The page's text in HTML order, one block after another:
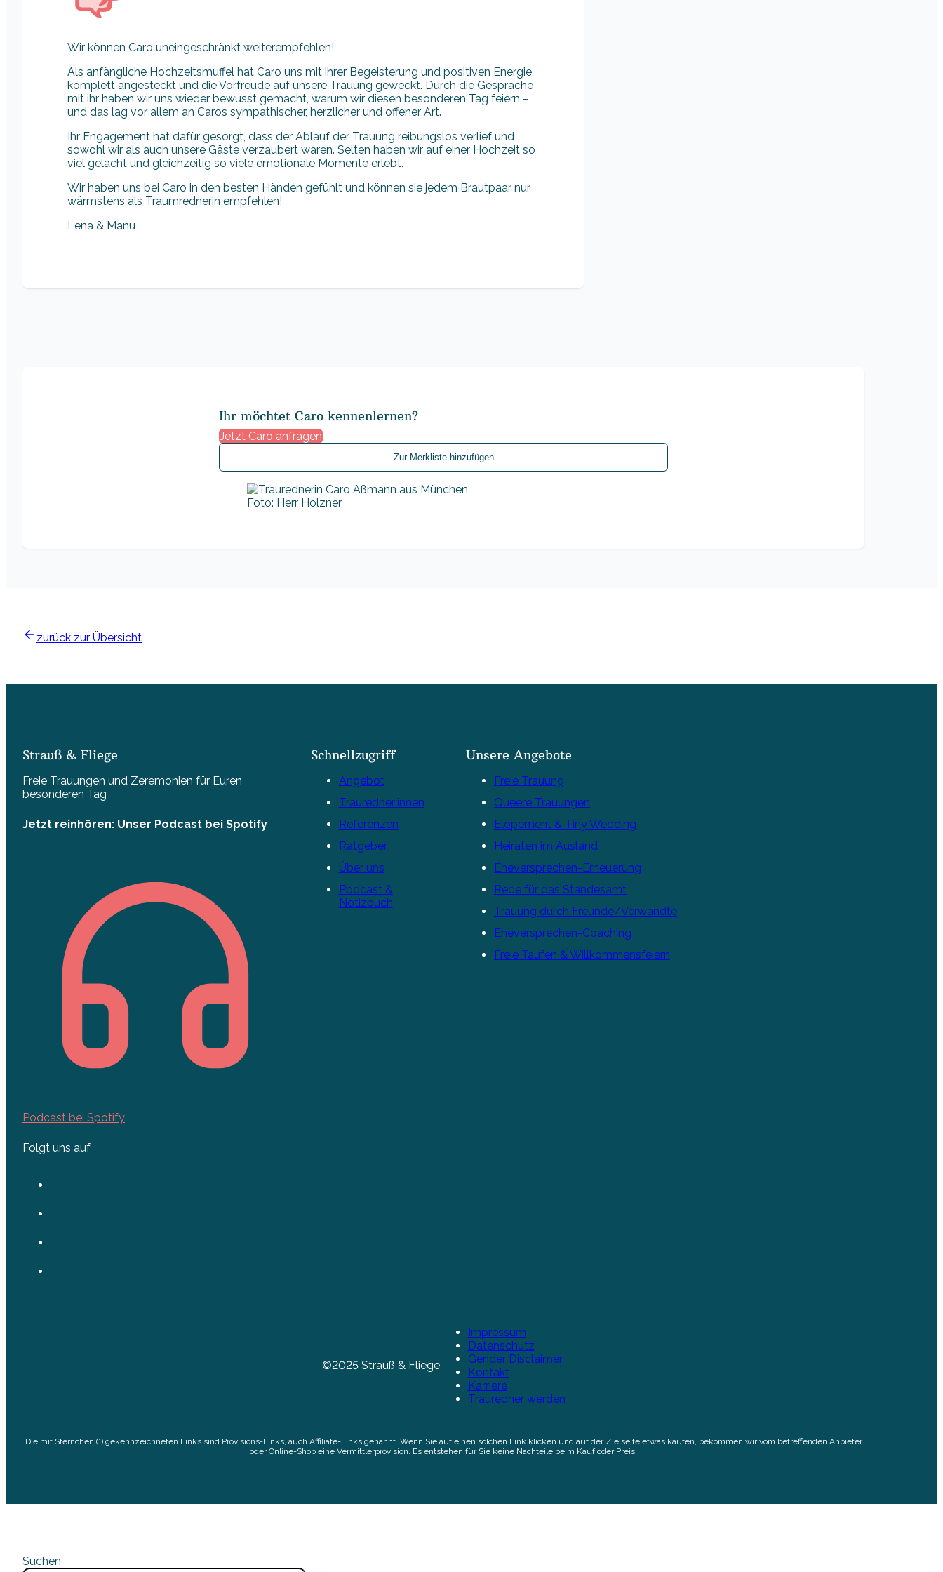
Wir können Caro uneingeschränkt weiterempfehlen!
Als anfängliche Hochzeitsmuffel hat Caro uns mit ihrer Begeisterung und positiven Energie
komplett angesteckt und die Vorfreude auf unsere Trauung geweckt. Durch die Gespräche
mit ihr haben wir uns wieder bewusst gemacht, warum wir diesen besonderen Tag feiern –
und das lag vor allem an Caros sympathischer, herzlicher und offener Art.
Ihr Engagement hat dafür gesorgt, dass der Ablauf der Trauung reibungslos verlief und
sowohl wir als auch unsere Gäste verzaubert waren. Selten haben wir auf einer Hochzeit so
viel gelacht und gleichzeitig so viele emotionale Momente erlebt.
Wir haben uns bei Caro in den besten Händen gefühlt und können sie jedem Brautpaar nur
wärmstens als Traumrednerin empfehlen!
Lena & Manu
Ihr möchtet Caro kennenlernen?
Jetzt Caro anfragen
Zur Merkliste hinzufügen
Foto: Herr Holzner
zurück zur Übersicht
Strauß & Fliege
Freie Trauungen und Zeremonien für Euren
besonderen Tag
Jetzt reinhören: Unser Podcast bei Spotify
Podcast bei Spotify
Folgt uns auf
Schnellzugriff
Angebot
Trauredner:innen
Referenzen
Ratgeber
Über uns
Podcast &
Notizbuch
Unsere Angebote
Freie Trauung
Queere Trauungen
Elopement & Tiny Wedding
Heiraten im Ausland
Eheversprechen-Erneuerung
Rede für das Standesamt
Trauung durch Freunde/Verwandte
Eheversprechen-Coaching
Freie Taufen & Willkommensfeiern
©2025 Strauß & Fliege
Impressum
Datenschutz
Gender Disclaimer
Kontakt
Karriere
Trauredner werden
Die mit Sternchen (*) gekennzeichneten Links sind Provisions-Links, auch Affiliate-Links genannt. Wenn Sie auf einen solchen Link klicken und auf der Zielseite etwas kaufen, bekommen wir vom betreffenden Anbieter
oder Online-Shop eine Vermittlerprovision. Es entstehen für Sie keine Nachteile beim Kauf oder Preis.
Suchen